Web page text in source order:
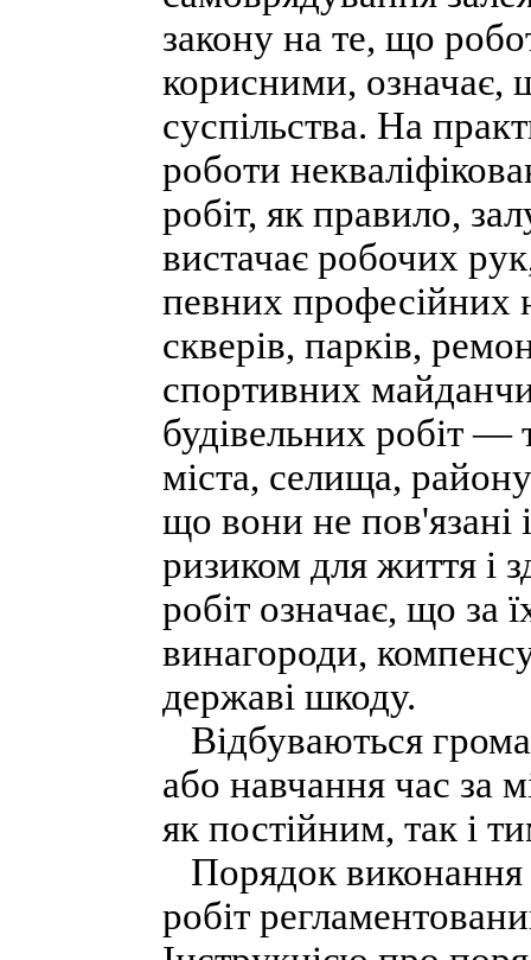
закону на те, що
корисними, означає,
суспільства. На
роботи
робіт, як правило,
вистачає робочих
певних
скверів, парків,
спортивних
будівельних робіт —
міста, селища,
що вони не пов'язані
ризиком для життя і
робіт означає, що за
винагороди,
державі шкоду.
Відбуваються
або навчання час за
як постійним, так і
Порядок виконання
робіт